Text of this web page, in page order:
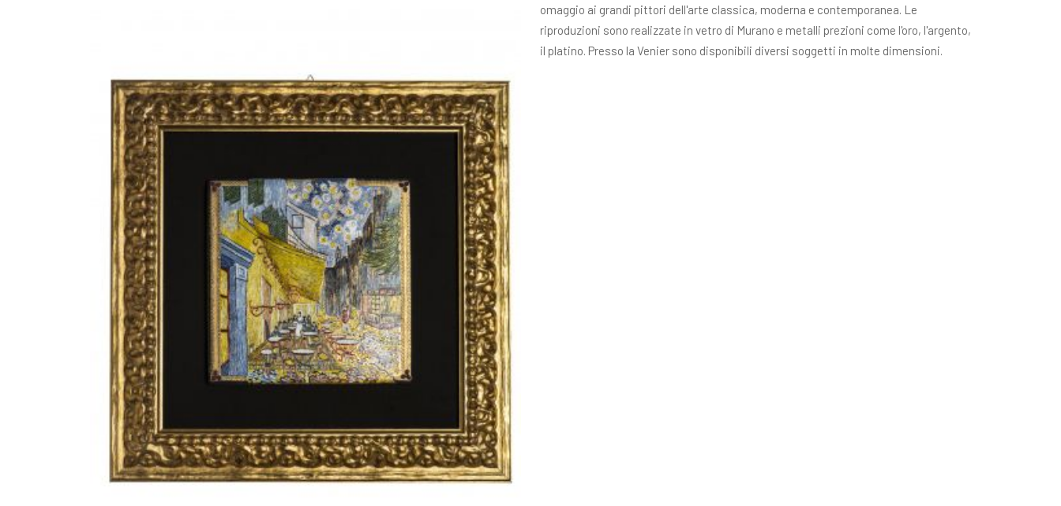
omaggio ai grandi pittori dell'arte classica, moderna e contemporanea. Le
riproduzioni sono realizzate in vetro di Murano e metalli prezioni come l'oro, l'argento,
il platino. Presso la Venier sono disponibili diversi soggetti in molte dimensioni.